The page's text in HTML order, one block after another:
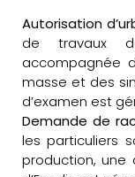
Autorisation
de travaux
accompagnée
masse et des
d’examen est
Demande de
les particuliers
production,